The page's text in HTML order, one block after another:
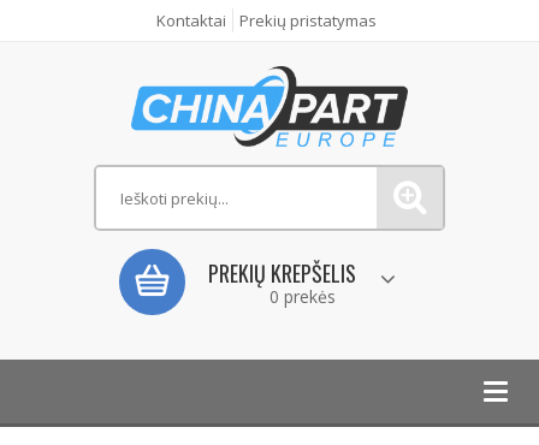
Kontaktai Prekių pristatymas
PREKIŲ KREPŠELIS
0 prekės